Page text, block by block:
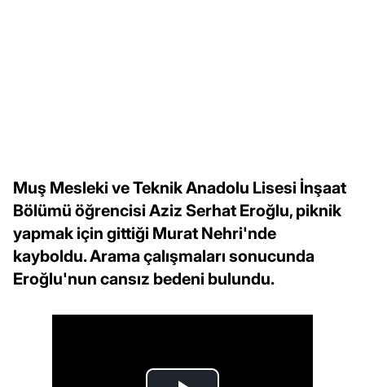
Muş Mesleki ve Teknik Anadolu Lisesi İnşaat
Bölümü öğrencisi Aziz Serhat Eroğlu, piknik
yapmak için gittiği Murat Nehri'nde
kayboldu. Arama çalışmaları sonucunda
Eroğlu'nun cansız bedeni bulundu.